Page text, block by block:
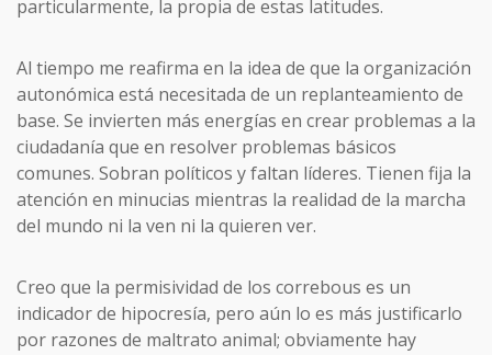
particularmente, la propia de estas latitudes.
Al tiempo me reafirma en la idea de que la organización
autonómica está necesitada de un replanteamiento de
base. Se invierten más energías en crear problemas a la
ciudadanía que en resolver problemas básicos
comunes. Sobran políticos y faltan líderes. Tienen fija la
atención en minucias mientras la realidad de la marcha
del mundo ni la ven ni la quieren ver.
Creo que la permisividad de los correbous es un
indicador de hipocresía, pero aún lo es más justificarlo
por razones de maltrato animal; obviamente hay